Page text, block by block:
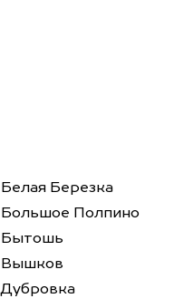
Белая Березка
Большое Полпино
Бытошь
Вышков
Дубровка